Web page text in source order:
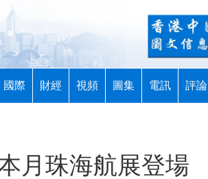
國際 財經 視頻 圖集 電訊 評論
月珠海航展登場